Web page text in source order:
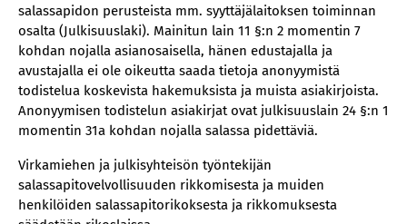
salassapidon perusteista mm. syyttäjälaitoksen toiminnan
osalta (Julkisuuslaki). Mainitun lain 11 §:n 2 momentin 7
kohdan nojalla asianosaisella, hänen edustajalla ja
avustajalla ei ole oikeutta saada tietoja anonyymistä
todistelua koskevista hakemuksista ja muista asiakirjoista.
Anonyymisen todistelun asiakirjat ovat julkisuuslain 24 §:n 1
momentin 31a kohdan nojalla salassa pidettäviä.
Virkamiehen ja julkisyhteisön työntekijän
salassapitovelvollisuuden rikkomisesta ja muiden
henkilöiden salassapitorikoksesta ja rikkomuksesta